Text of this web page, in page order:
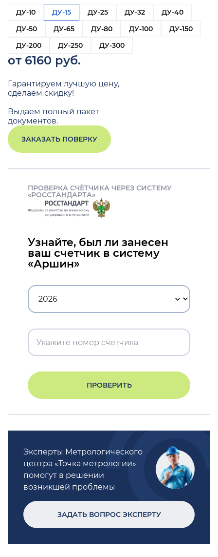
ДУ-10
ДУ-15 ДУ-25 ДУ-32
ДУ-40
ДУ-50
ДУ-65 ДУ-80 ДУ-100
ДУ-150
ДУ-200
ДУ-250 ДУ-300
от 6160 руб.
Гарантируем лучшую цену,
сделаем скидку!
Выдаем полный пакет
документов.
ЗАКАЗАТЬ ПОВЕРКУ
ПРОВЕРКА СЧЁТЧИКА ЧЕРЕЗ СИСТЕМУ
«РОССТАНДАРТА»
Узнайте, был ли занесен
ваш счетчик в систему
«Аршин»
ПРОВЕРИТЬ
Эксперты Метрологического
центра «Точка метрологии»
помогут в решении
возникшей проблемы
ЗАДАТЬ ВОПРОС ЭКСПЕРТУ